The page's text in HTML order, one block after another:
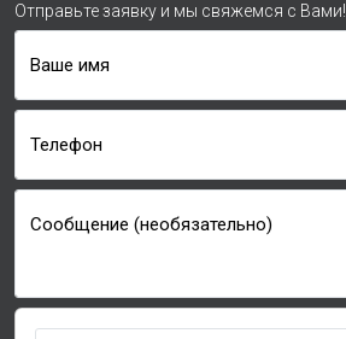
Отправьте заявку и мы свяжемся с Вами!
Ваше имя
Телефон
Сообщение (необязательно)